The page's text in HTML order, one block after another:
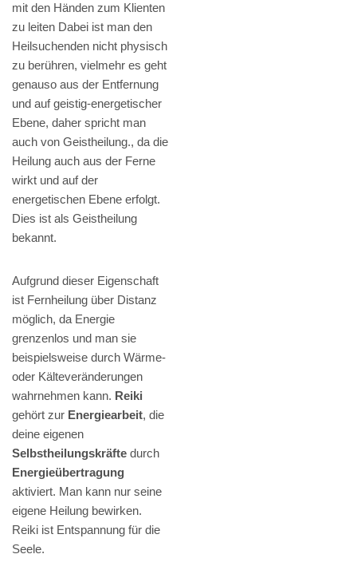
mit den Händen zum Klienten
zu leiten Dabei ist man den
Heilsuchenden nicht physisch
zu berühren, vielmehr es geht
genauso aus der Entfernung
und auf geistig-energetischer
Ebene, daher spricht man
auch von Geistheilung., da die
Heilung auch aus der Ferne
wirkt und auf der
energetischen Ebene erfolgt.
Dies ist als Geistheilung
bekannt.
Aufgrund dieser Eigenschaft
ist Fernheilung über Distanz
möglich, da Energie
grenzenlos und man sie
beispielsweise durch Wärme-
oder Kälteveränderungen
wahrnehmen kann. Reiki
gehört zur Energiearbeit, die
deine eigenen
Selbstheilungskräfte durch
Energieübertragung
aktiviert. Man kann nur seine
eigene Heilung bewirken.
Reiki ist Entspannung für die
Seele.